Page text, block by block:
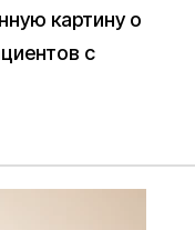
картину о
с